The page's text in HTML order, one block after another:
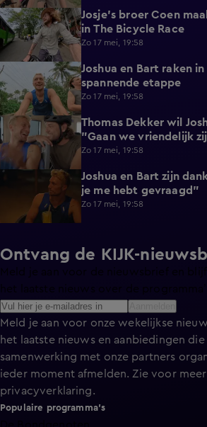
0:23
Josje's broer Coen
in The Bicycle Race
Zo 17 mei, 19:58
5:00
Joshua en Bart raken
spannende etappe
Zo 17 mei, 19:58
0:47
Thomas Dekker wil
"Gaan we vriendelijk
Zo 17 mei, 19:58
Joshua en Bart zijn
je me hebt gevraagd"
Zo 17 mei, 19:58
Ontvang de KIJK-
Meld je aan voor de nieuwsbrief en
Meld je aan voor onze wekelijkse
het laatste nieuws en aanbiedingen
samenwerking met onze partners
ieder moment afmelden. Zie voor
privacyverklaring.
Populaire programma's